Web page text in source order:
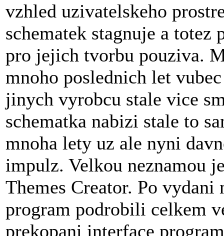
vzhled uzivatelskeho
schematek stagnuje a
pro jejich tvorbu pouziva.
mnoho poslednich let
jinych vyrobcu stale vice
schematka nabizi stale to
mnoha lety uz ale nyni
impulz. Velkou neznamou
Themes Creator. Po vydani
program podrobili celkem
prekopani interface